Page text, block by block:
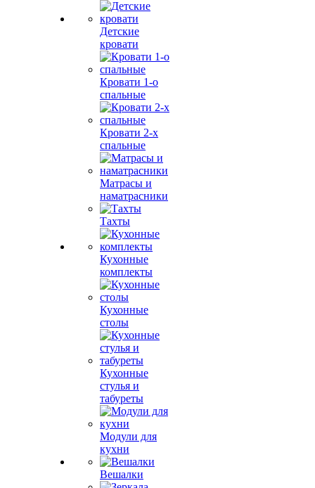
Детские
кровати
Кровати 1-о
спальные
Кровати 2-х
спальные
Матрасы и
наматрасники
Тахты
Кухонные
комплекты
Кухонные
столы
Кухонные
стулья и
табуреты
Модули для
кухни
Вешалки